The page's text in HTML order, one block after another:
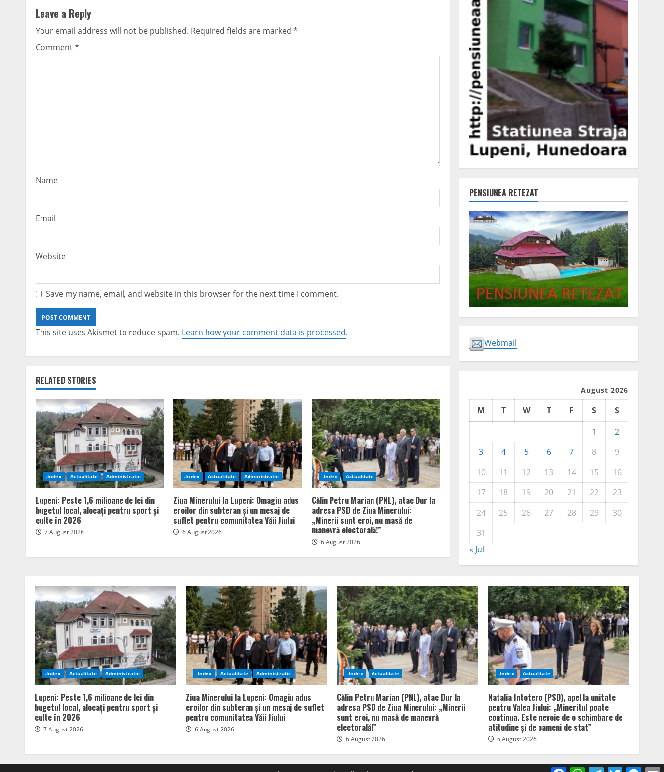
Leave a Reply
Your email address will not be published. Required fields are marked *
Comment*
Name
Email
Website
Save my name, email, and website in this browser for the next time I comment.
This site uses Akismet to reduce spam. Learn how your comment data is processed.
RELATED STORIES
.Index Actualitate Administratie
Lupeni: Peste 1,6 milioane de lei din
bugetul local, alocați pentru sport și
culte în 2026
7 August 2026
.Index Actualitate Administratie
Ziua Minerului la Lupeni: Omagiu adus
eroilor din subteran și un mesaj de
suflet pentru comunitatea Văii Jiului
6 August 2026
.Index Actualitate
Călin Petru Marian (PNL), atac Dur la
adresa PSD de Ziua Minerului:
„Minerii sunt eroi, nu masă de
manevră electorală!”
6 August 2026
PENSIUNEA RETEZAT
Webmail
August 2026
M T W T F S
S
1
2
3
4 5 6 7 8
9
10
11 12 13 14 15
16
17
18 19 20 21 22
23
24
25 26 27 28 29
30
31
« Jul
.Index Actualitate Administratie
Lupeni: Peste 1,6 milioane de lei din
bugetul local, alocați pentru sport și
culte în 2026
7 August 2026
.Index Actualitate Administratie
Ziua Minerului la Lupeni: Omagiu adus
eroilor din subteran și un mesaj de suflet
pentru comunitatea Văii Jiului
6 August 2026
.Index Actualitate
Călin Petru Marian (PNL), atac Dur la
adresa PSD de Ziua Minerului: „Minerii
sunt eroi, nu masă de manevră
electorală!”
6 August 2026
.Index Actualitate
Natalia Intotero (PSD), apel la unitate
pentru Valea Jiului: „Mineritul poate
continua. Este nevoie de o schimbare de
atitudine și de oameni de stat”
6 August 2026